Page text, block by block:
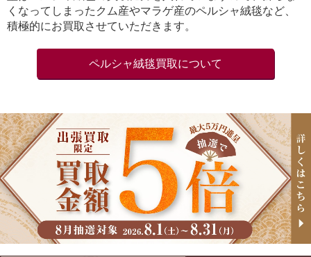
くなってしまったクム産やマラゲ産のペルシャ絨毯など、
積極的にお買取させていただきます。
ペルシャ絨毯買取について